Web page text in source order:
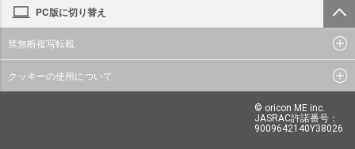
PC版に切り替え
禁無断複写転載
クッキーの使用について
© oricon ME inc.
JASRAC許諾番号：
9009642140Y38026